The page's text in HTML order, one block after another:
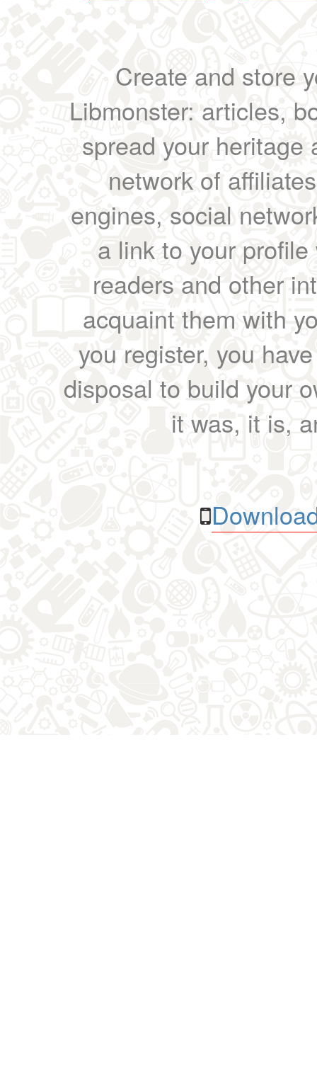
Create and store
Libmonster: articles,
spread your heritage
network of
engines, social
a link to your
readers and other
acquaint them with
you register, you
disposal to build your
it was, it is,